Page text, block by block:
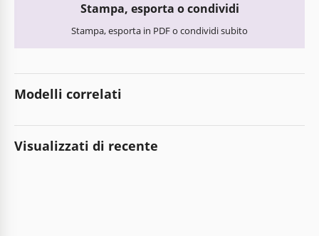
Stampa, esporta o condividi
Stampa, esporta in PDF o condividi subito
Modelli correlati
Visualizzati di recente